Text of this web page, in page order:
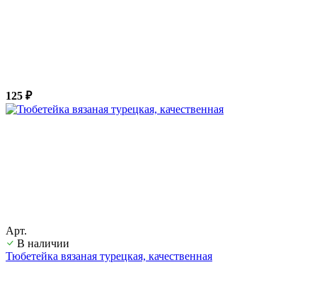
125 ₽
Арт.
В наличии
Тюбетейка вязаная турецкая, качественная